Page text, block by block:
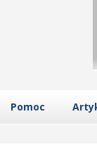
Pomoc